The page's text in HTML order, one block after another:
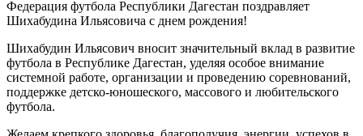
Федерация футбола Республики Дагестан поздравляет
Шихабудина Ильясовича с днем рождения!
Шихабудин Ильясович вносит значительный вклад в развитие
футбола в Республике Дагестан, уделяя особое внимание
системной работе, организации и проведению соревнований,
поддержке детско-юношеского, массового и любительского
футбола.